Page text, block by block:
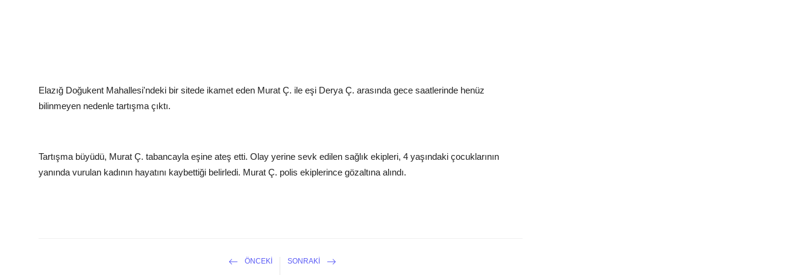
Elazığ Doğukent Mahallesi'ndeki bir sitede ikamet eden Murat Ç. ile eşi Derya Ç. arasında gece saatlerinde henüz
bilinmeyen nedenle tartışma çıktı.
Tartışma büyüdü, Murat Ç. tabancayla eşine ateş etti. Olay yerine sevk edilen sağlık ekipleri, 4 yaşındaki çocuklarının
yanında vurulan kadının hayatını kaybettiği belirledi. Murat Ç. polis ekiplerince gözaltına alındı.
ÖNCEKI SONRAKI